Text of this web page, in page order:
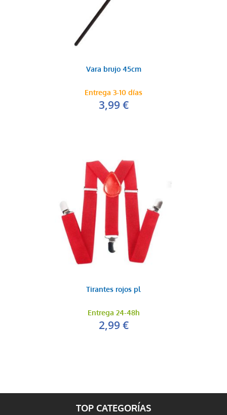
Vara brujo 45cm
Entrega 3-10 días
3,99 €
Tirantes rojos pl
Entrega 24-48h
2,99 €
TOP CATEGORÍAS